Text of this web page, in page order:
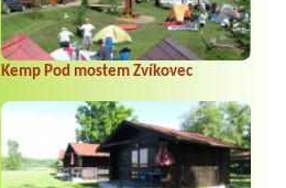
Kemp Pod mostem Zvíkovec